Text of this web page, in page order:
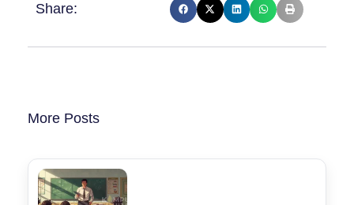
Share:
More Posts